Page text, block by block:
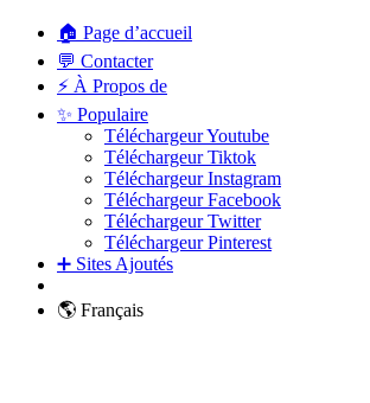
🏠 Page d’accueil
💬 Contacter
⚡ À Propos de
✨ Populaire
Téléchargeur Youtube
Téléchargeur Tiktok
Téléchargeur Instagram
Téléchargeur Facebook
Téléchargeur Twitter
Téléchargeur Pinterest
➕ Sites Ajoutés
🌎 Français